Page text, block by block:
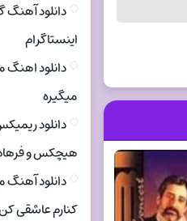
دانلود آهنگ
اینستاگرام
دانلود
میگیره
دانلود
هیچکس و
دانلود آهنگ
کنارم عاشقی